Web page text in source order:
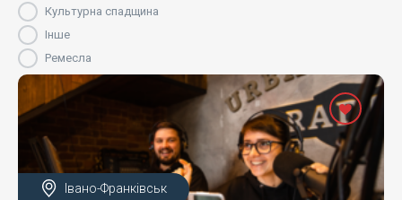
Культурна спадщина
Інше
Ремесла
Івано-Франківськ